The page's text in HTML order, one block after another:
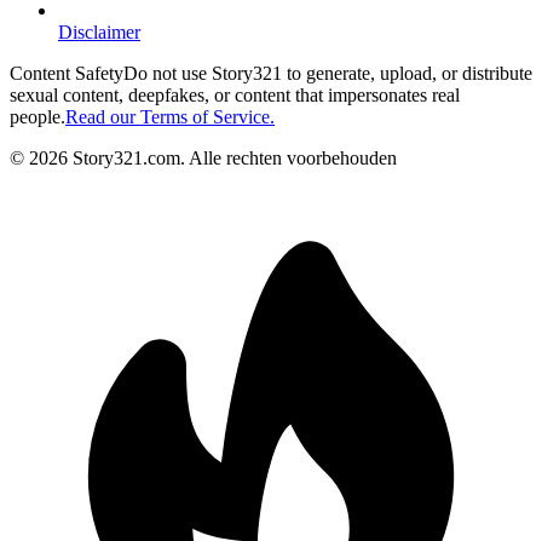
Disclaimer
Content SafetyDo not use Story321 to generate, upload, or distribute
sexual content, deepfakes, or content that impersonates real
people.Read our Terms of Service.
© 2026 Story321.com. Alle rechten voorbehouden